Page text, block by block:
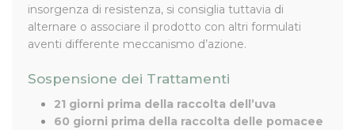
insorgenza di resistenza, si consiglia tuttavia di
alternare o associare il prodotto con altri formulati
aventi differente meccanismo d’azione.
Sospensione dei Trattamenti
21 giorni prima della raccolta dell’uva
60 giorni prima della raccolta delle pomacee